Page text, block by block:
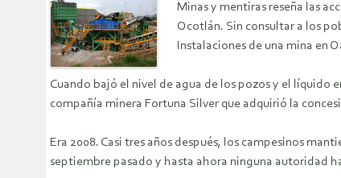
Minas y mentiras reseña las
Ocotlán. Sin consultar a los
Instalaciones de una mina en
Cuando bajó el nivel de agua de los pozos y el líquido
compañía minera Fortuna Silver que adquirió la
Era 2008. Casi tres años después, los campesinos
septiembre pasado y hasta ahora ninguna autoridad